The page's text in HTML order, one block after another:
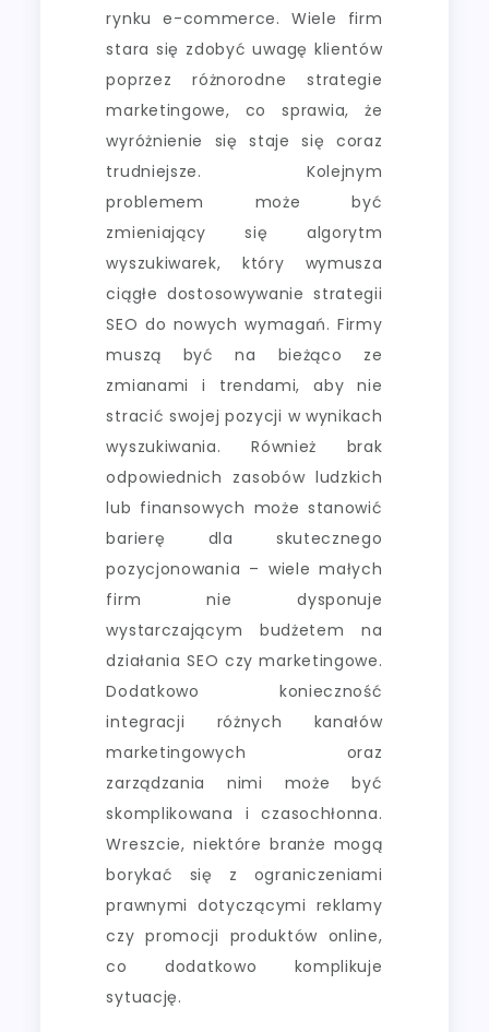
rynku e-commerce. Wiele firm
stara się zdobyć uwagę klientów
poprzez różnorodne strategie
marketingowe, co sprawia, że
wyróżnienie się staje się coraz
trudniejsze. Kolejnym
problemem może być
zmieniający się algorytm
wyszukiwarek, który wymusza
ciągłe dostosowywanie strategii
SEO do nowych wymagań. Firmy
muszą być na bieżąco ze
zmianami i trendami, aby nie
stracić swojej pozycji w wynikach
wyszukiwania. Również brak
odpowiednich zasobów ludzkich
lub finansowych może stanowić
barierę dla skutecznego
pozycjonowania – wiele małych
firm nie dysponuje
wystarczającym budżetem na
działania SEO czy marketingowe.
Dodatkowo konieczność
integracji różnych kanałów
marketingowych oraz
zarządzania nimi może być
skomplikowana i czasochłonna.
Wreszcie, niektóre branże mogą
borykać się z ograniczeniami
prawnymi dotyczącymi reklamy
czy promocji produktów online,
co dodatkowo komplikuje
sytuację.